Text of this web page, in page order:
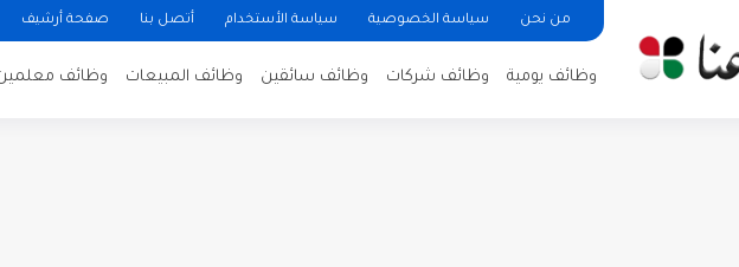
من نحن سياسة الخصوصية سياسة الأستخدام أتصل بنا صفحة أرشيف
وظائف يومية وظائف شركات وظائف سائقين وظائف المبيعات وظائف